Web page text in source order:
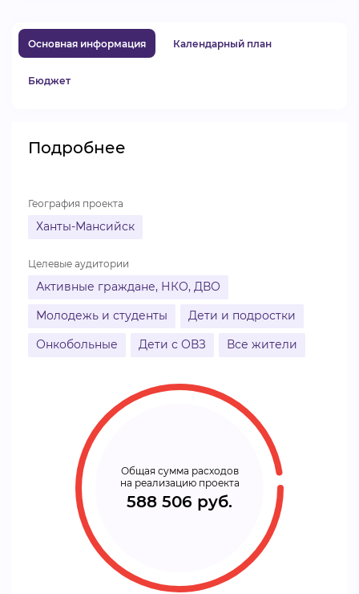
Основная информация Календарный план
Бюджет
Подробнее
География проекта
Ханты-Мансийск
Целевые аудитории
Активные граждане, НКО, ДВО
Молодежь и студенты
Дети и подростки
Онкобольные
Дети с ОВЗ Все жители
Общая сумма расходов
на реализацию проекта
588 506 руб.